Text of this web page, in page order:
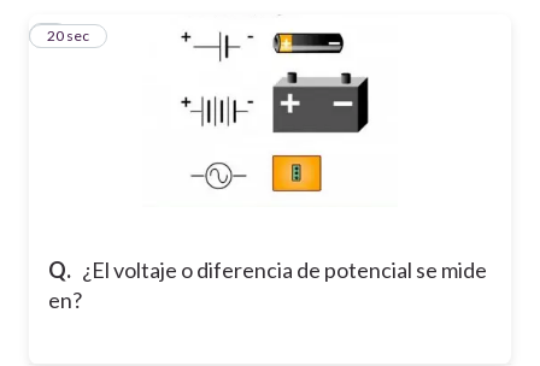
Q. ¿El voltaje o diferencia de potencial se mide
en?
1
20 sec